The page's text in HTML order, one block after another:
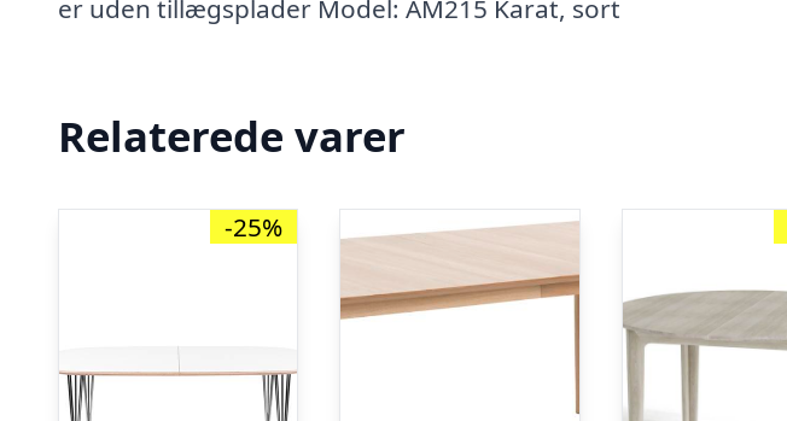
er uden tillægsplader Model: AM215 Karat, sort
Relaterede varer
-25%